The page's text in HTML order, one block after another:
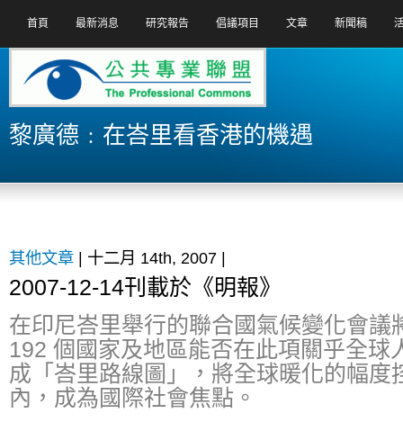
首頁 最新消息 研究報告 倡議項目 文章 新聞稿
黎廣德﹕在峇里看香港的機遇
其他文章 | 十二月 14th, 2007 |
2007-12-14刊載於《明報》
在印尼峇里舉行的聯合國氣候變化會議
192 個國家及地區能否在此項關乎全球
成「峇里路線圖」，將全球暖化的幅度
內，成為國際社會焦點。